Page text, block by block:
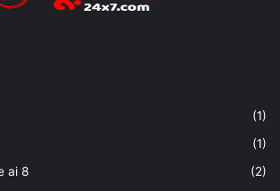
(1)
(1)
ai 8
(2)